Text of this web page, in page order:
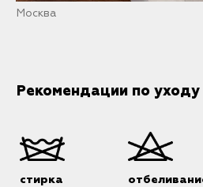
Москва
Рекомендации по уходу
стирка